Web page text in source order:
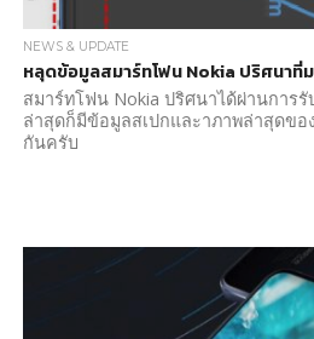
NEWS & UPDATE
หลุดข้อมูลสมาร์ทโฟน Nokia ปริศนาที่
สมาร์ทโฟน Nokia ปริศนาได้ผ่านการรั
ล่าสุดก็มีข้อมูลสเปกและาภาพล่าสุดขอ
กันครับ